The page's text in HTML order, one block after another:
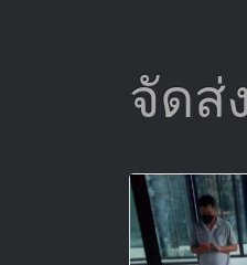
จัดส่